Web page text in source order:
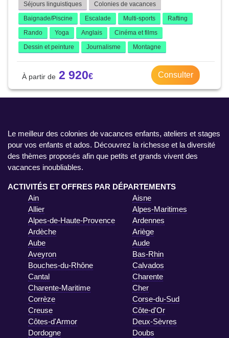
Séjours linguistiques
Colonies de vacances
Baignade/Piscine
Escalade Multi-sports
Rafting
Rando
Yoga Anglais
Cinéma et films
Dessin et peinture
Journalisme Montagne
2 920 Consulter
Le meilleur des colonies de vacances enfants, ateliers et stages
pour vos enfants et ados. Découvrez la richesse et la diversité
des thèmes proposés afin que petits et grands vivent des
vacances inoubliables.
ACTIVITÉS ET OFFRES PAR DÉPARTEMENTS
Ain
Aisne
Allier
Alpes-Maritimes
Alpes-de-Haute-Provence
Ardennes
Ardèche
Ariège
Aube
Aude
Aveyron
Bas-Rhin
Bouches-du-Rhône
Calvados
Cantal
Charente
Charente-Maritime
Cher
Corrèze
Corse-du-Sud
Creuse
Côte-d'Or
Côtes-d'Armor
Deux-Sèvres
Dordogne
Doubs